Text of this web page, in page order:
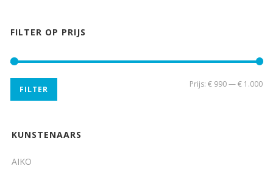
FILTER OP PRIJS
FILTER
Prijs: € 990—€ 1.000
KUNSTENAARS
AIKO